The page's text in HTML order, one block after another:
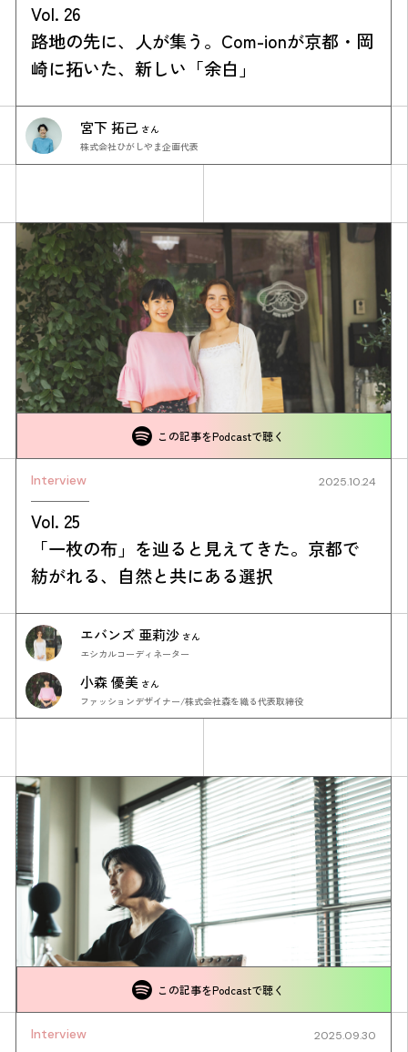
Vol. 26
路地の先に、人が集う。Com-ionが京都・岡
崎に拓いた、新しい「余白」
宮下 拓己 さん
株式会社ひがしやま企画代表
この記事をPodcastで聴く
Interview 2025.10.24
Vol. 25
「一枚の布」を辿ると見えてきた。京都で
紡がれる、自然と共にある選択
エバンズ 亜莉沙 さん
エシカルコーディネーター
小森 優美 さん
ファッションデザイナー/株式会社森を織る代表取締役
この記事をPodcastで聴く
Interview 2025.09.30